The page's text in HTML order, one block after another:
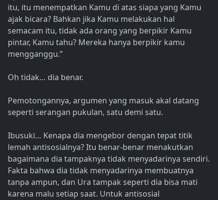
itu, itu menempatkan Kamu di atas siapa yang Kamu
ajak bicara? Bahkan jika Kamu melakukan hal
semacam itu, tidak ada orang yang berpikir Kamu
pintar, Kamu tahu? Mereka hanya berpikir kamu
mengganggu.”
Oh tidak… dia benar.
Pemotongannya, argumen yang masuk akal datang
seperti serangan pukulan, satu demi satu.
Ibusuki… Kenapa dia mengebor dengan tepat titik
lemah antisosialnya? Itu benar-benar menakutkan
bagaimana dia tampaknya tidak menyadarinya sendiri.
Fakta bahwa dia tidak menyadarinya membuatnya
tanpa ampun, dan Ura tampak seperti dia bisa mati
karena malu setiap saat. Untuk antisosial